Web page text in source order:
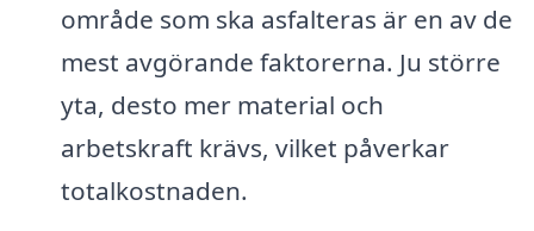
område som ska asfalteras är en av de
mest avgörande faktorerna. Ju större
yta, desto mer material och
arbetskraft krävs, vilket påverkar
totalkostnaden.